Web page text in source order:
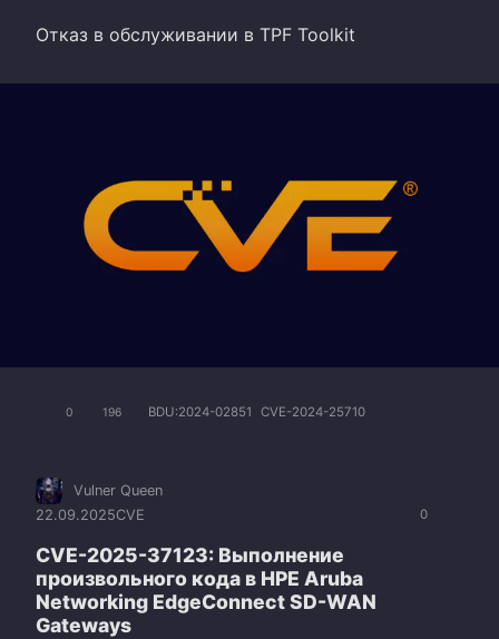
Отказ в обслуживании в TPF Toolkit
0 196 BDU:2024-02851 CVE-2024-25710
0
Vulner Queen
22.09.2025CVE
CVE-2025-37123: Выполнение
произвольного кода в HPE Aruba
Networking EdgeConnect SD-WAN
Gateways